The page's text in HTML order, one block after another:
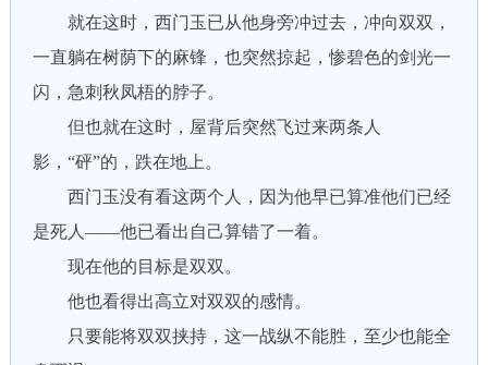
就在这时，西门玉已从他身旁冲过去，冲向双双，
一直躺在树荫下的麻锋，也突然掠起，惨碧色的剑光一
闪，急刺秋凤梧的脖子。
但也就在这时，屋背后突然飞过来两条人
影，“砰”的，跌在地上。
西门玉没有看这两个人，因为他早已算准他们已经
是死人——他已看出自己算错了一着。
现在他的目标是双双。
他也看得出高立对双双的感情。
只要能将双双挟持，这一战纵不能胜，至少也能全